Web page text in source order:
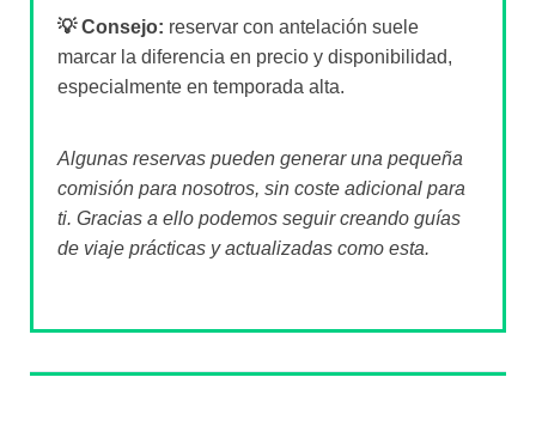
💡 Consejo: reservar con antelación suele
marcar la diferencia en precio y disponibilidad,
especialmente en temporada alta.
Algunas reservas pueden generar una pequeña
comisión para nosotros, sin coste adicional para
ti. Gracias a ello podemos seguir creando guías
de viaje prácticas y actualizadas como esta.